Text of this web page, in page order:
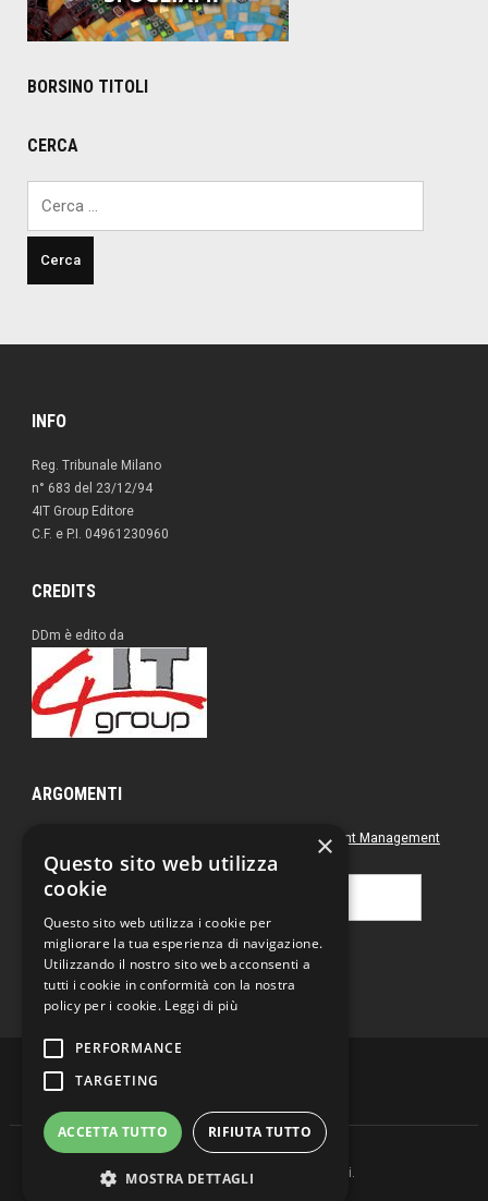
BORSINO TITOLI
CERCA
INFO
Reg. Tribunale Milano
n° 683 del 23/12/94
4IT Group Editore
C.F. e P.I. 04961230960
CREDITS
DDm è edito da
ARGOMENTI
Document Management
Green Postal & Mail Printing
Ricerca
Copyright © 2026 DD magazine. Tutti i Diritti Riservati.
×
Questo sito web utilizza
cookie
Questo sito web utilizza i cookie per
migliorare la tua esperienza di navigazione.
Utilizzando il nostro sito web acconsenti a
tutti i cookie in conformità con la nostra
policy per i cookie. Leggi di più
PERFORMANCE
TARGETING
ACCETTA TUTTO RIFIUTA TUTTO
MOSTRA DETTAGLI